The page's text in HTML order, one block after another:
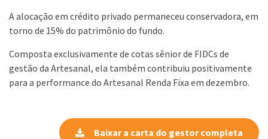
A alocação em crédito privado permaneceu conservadora, em
torno de 15% do patrimônio do fundo.
Composta exclusivamente de cotas sênior de FIDCs de
gestão da Artesanal, ela também contribuiu positivamente
para a performance do Artesanal Renda Fixa em dezembro.
Baixar a carta do gestor completa